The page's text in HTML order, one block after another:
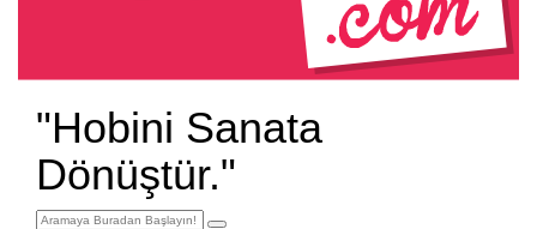
"Hobini Sanata
Dönüştür."